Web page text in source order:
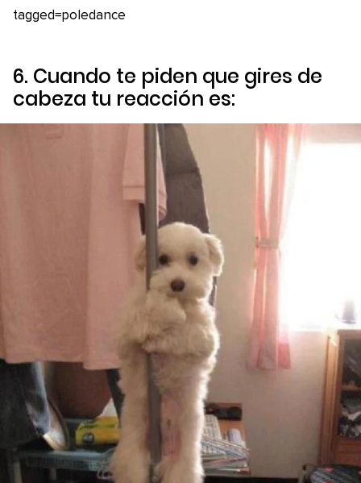
tagged=poledance
6. Cuando te piden que gires de
cabeza tu reacción es: